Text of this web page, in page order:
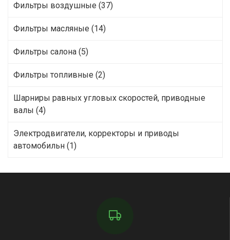
Фильтры воздушные (37)
Фильтры масляные (14)
Фильтры салона (5)
Фильтры топливные (2)
Шарниры равных угловых скоростей, приводные
валы (4)
Электродвигатели, корректоры и приводы
автомобильн (1)